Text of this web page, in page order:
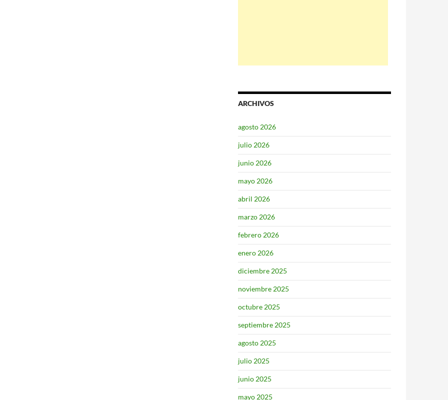
ARCHIVOS
agosto 2026
julio 2026
junio 2026
mayo 2026
abril 2026
marzo 2026
febrero 2026
enero 2026
diciembre 2025
noviembre 2025
octubre 2025
septiembre 2025
agosto 2025
julio 2025
junio 2025
mayo 2025